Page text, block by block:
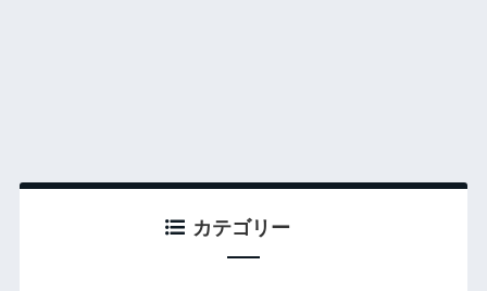
カテゴリー